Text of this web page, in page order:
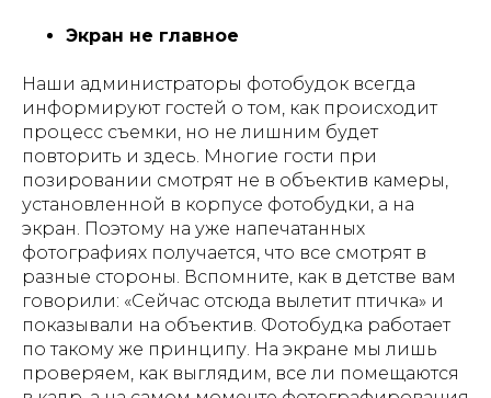
Экран не главное
Наши администраторы фотобудок всегда
информируют гостей о том, как происходит
процесс съемки, но не лишним будет
повторить и здесь. Многие гости при
позировании смотрят не в объектив камеры,
установленной в корпусе фотобудки, а на
экран. Поэтому на уже напечатанных
фотографиях получается, что все смотрят в
разные стороны. Вспомните, как в детстве вам
говорили: «Сейчас отсюда вылетит птичка» и
показывали на объектив. Фотобудка работает
по такому же принципу. На экране мы лишь
проверяем, как выглядим, все ли помещаются